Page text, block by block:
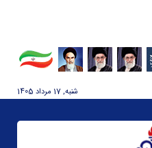
شنبه, 17 مرداد 1405